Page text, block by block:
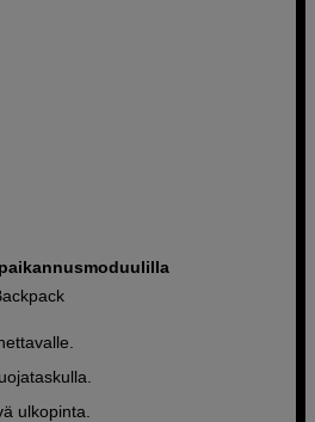
ulkopinta.